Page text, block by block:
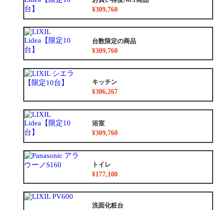
¥309,760
台数限定の商品
¥309,760
キッチン
¥306,267
浴室
¥309,760
トイレ
¥177,100
洗面化粧台